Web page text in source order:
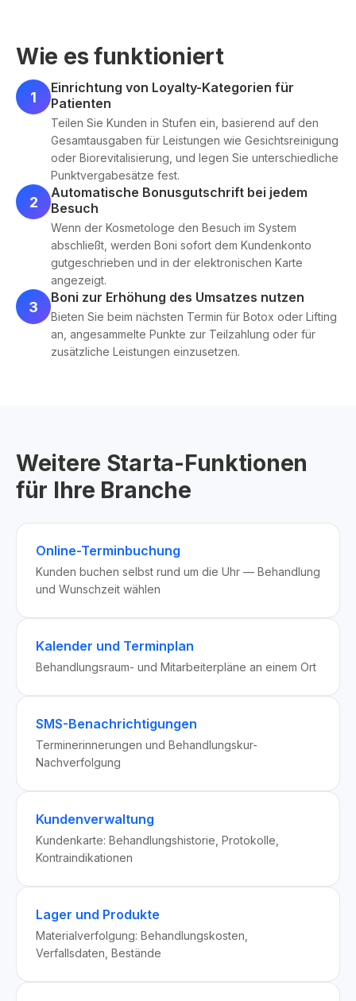
Wie es funktioniert
1
Einrichtung von Loyalty-Kategorien für
Patienten
Teilen Sie Kunden in Stufen ein, basierend auf den
Gesamtausgaben für Leistungen wie Gesichtsreinigung
oder Biorevitalisierung, und legen Sie unterschiedliche
Punktvergabesätze fest.
2
Automatische Bonusgutschrift bei jedem
Besuch
Wenn der Kosmetologe den Besuch im System
abschließt, werden Boni sofort dem Kundenkonto
gutgeschrieben und in der elektronischen Karte
angezeigt.
3
Boni zur Erhöhung des Umsatzes nutzen
Bieten Sie beim nächsten Termin für Botox oder Lifting
an, angesammelte Punkte zur Teilzahlung oder für
zusätzliche Leistungen einzusetzen.
Weitere Starta-Funktionen
für Ihre Branche
Online-Terminbuchung
Kunden buchen selbst rund um die Uhr — Behandlung
und Wunschzeit wählen
Kalender und Terminplan
Behandlungsraum- und Mitarbeiterpläne an einem Ort
SMS-Benachrichtigungen
Terminerinnerungen und Behandlungskur-
Nachverfolgung
Kundenverwaltung
Kundenkarte: Behandlungshistorie, Protokolle,
Kontraindikationen
Lager und Produkte
Materialverfolgung: Behandlungskosten,
Verfallsdaten, Bestände